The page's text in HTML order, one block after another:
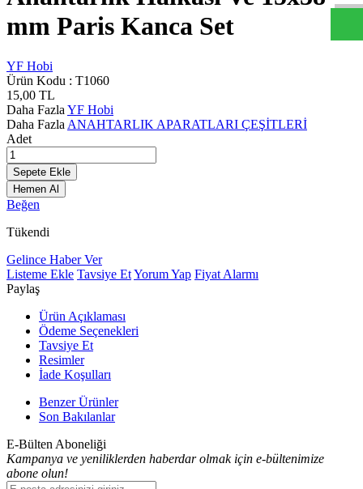
mm Paris Kanca Set
YF Hobi
Ürün Kodu : T1060
15,00 TL
Daha Fazla YF Hobi
Daha Fazla ANAHTARLIK APARATLARI ÇEŞİTLERİ
Adet
Sepete Ekle
Hemen Al
Beğen
Tükendi
Gelince Haber Ver
Listeme Ekle Tavsiye EtYorum Yap Fiyat Alarmı
Paylaş
Ürün Açıklaması
Ödeme Seçenekleri
Tavsiye Et
Resimler
İade Koşulları
Benzer Ürünler
Son Bakılanlar
E-Bülten Aboneliği
Kampanya ve yeniliklerden haberdar olmak için e-bültenimize
abone olun!